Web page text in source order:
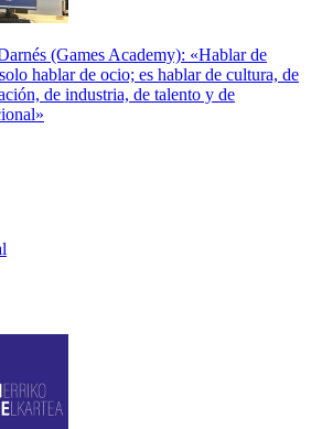
(Games Academy): «Hablar de
hablar de ocio; es hablar de cultura, de
de industria, de talento y de